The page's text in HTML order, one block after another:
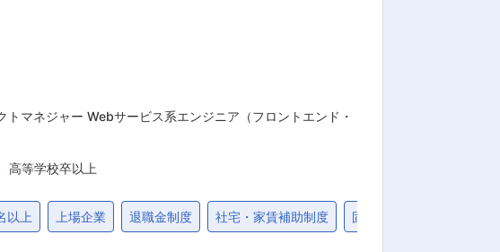
計画で約300億円を想定） 2024年には開発分析棟が
強化しております。 変更の範囲：会社
トマネジャー Webサービス系エンジニア（フロントエンド・
高等学校卒以上
以上 上場企業 退職金制度 社宅・家賃補助制度 固定給25万円以上